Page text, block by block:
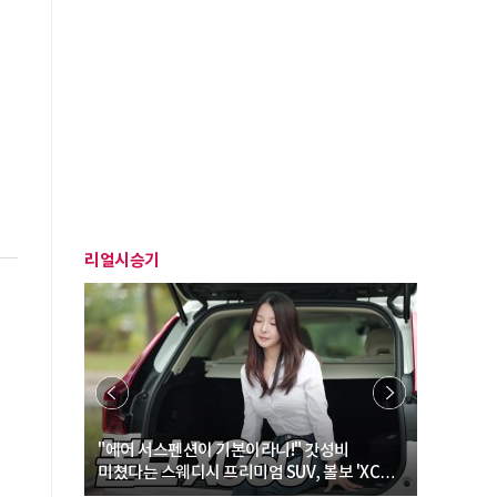
리얼시승기
"에어 서스펜션이 기본이라니!" 갓성비
미쳤다는 스웨디시 프리미엄 SUV, 볼보 'XC60